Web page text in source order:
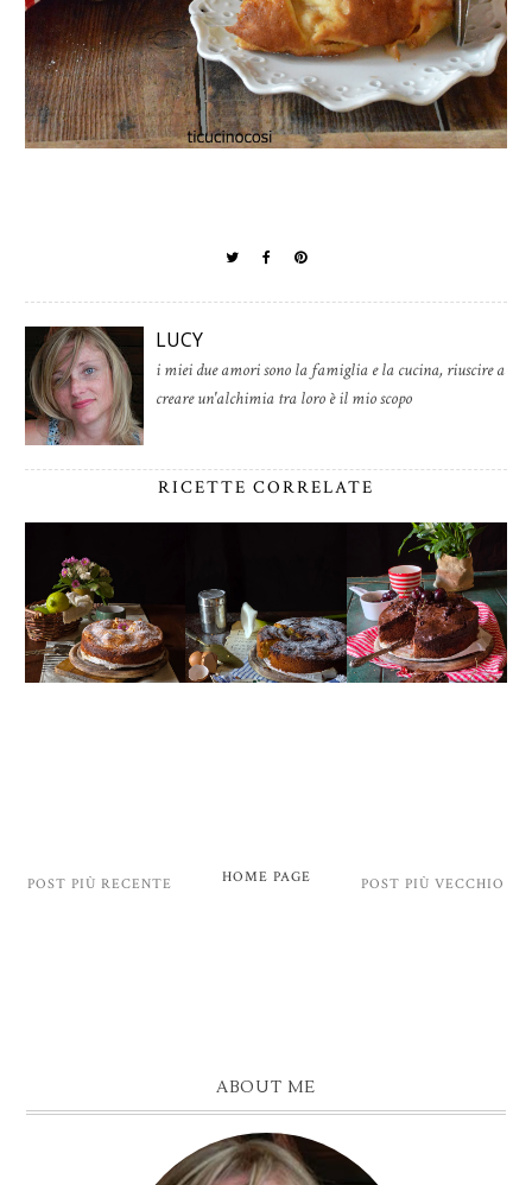
LUCY
i miei due amori sono la famiglia e la cucina, riuscire a
creare un'alchimia tra loro è il mio scopo
RICETTE CORRELATE
POST PIÙ RECENTE POST PIÙ VECCHIO
HOME PAGE
ABOUT ME